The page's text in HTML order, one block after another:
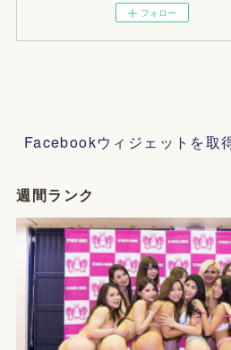
フォロー
Facebookウィジェットを取
週間ランク